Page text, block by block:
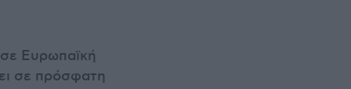
Ευρωπαϊκή
σε πρόσφατη